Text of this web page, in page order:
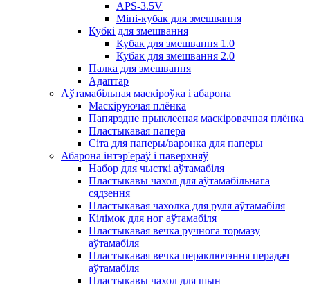
APS-3.5V
Міні-кубак для змешвання
Кубкі для змешвання
Кубак для змешвання 1.0
Кубак для змешвання 2.0
Палка для змешвання
Адаптар
Аўтамабільная маскіроўка і абарона
Маскіруючая плёнка
Папярэдне прыклееная маскіровачная плёнка
Пластыкавая папера
Сіта для паперы/варонка для паперы
Абарона інтэр'ераў і паверхняў
Набор для чысткі аўтамабіля
Пластыкавы чахол для аўтамабільнага
сядзення
Пластыкавая чахолка для руля аўтамабіля
Кілімок для ног аўтамабіля
Пластыкавая вечка ручнога тормазу
аўтамабіля
Пластыкавая вечка пераключэння перадач
аўтамабіля
Пластыкавы чахол для шын